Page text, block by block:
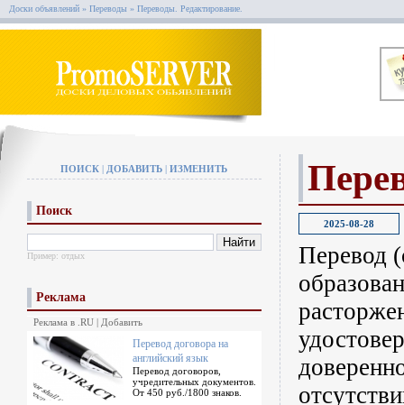
Доски объявлений » Переводы » Переводы. Редактирование.
ПОИСК | ДОБАВИТЬ |ИЗМЕНИТЬ
Поиск
Пример: отдых
Реклама
Реклама в .RU | Добавить
Перевод договора на
английский язык
Перевод договоров,
учредительных документов.
От 450 руб./1800 знаков.
2025-08-28
Перевод